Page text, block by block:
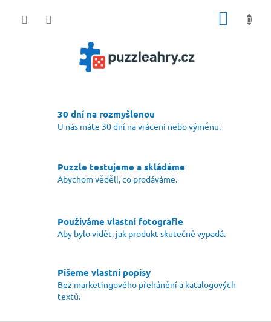
30 dní na rozmyšlenou
U nás máte 30 dní na vrácení nebo výměnu.
Puzzle testujeme a skládáme
Abychom věděli, co prodáváme.
Používáme vlastní fotografie
Aby bylo vidět, jak produkt skutečně vypadá.
Píšeme vlastní popisy
Bez marketingového přehánění a katalogových
textů.